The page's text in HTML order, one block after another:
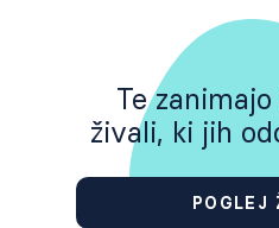
Te
živali, ki jih
POGLEJ